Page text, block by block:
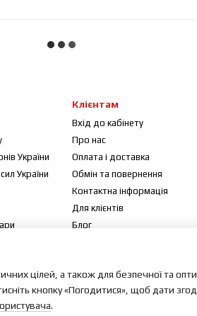
України
України
Клієнтам
Вхід до кабінету
Про нас
Оплата і доставка
Обмін та повернення
Контактна інформація
Для клієнтів
Блог
Мапа сайту
цілей, а також для безпечної та
кнопку «Погодитися», щоб дати
.